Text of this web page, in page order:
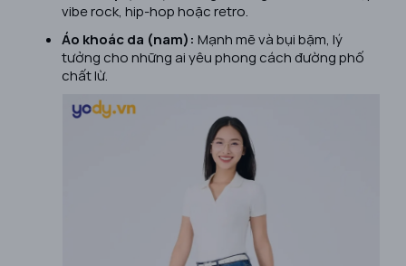
vibe rock, hip-hop hoặc retro.
Áo khoác da (nam): Mạnh mẽ và bụi bặm, lý
tưởng cho những ai yêu phong cách đường phố
chất lừ.